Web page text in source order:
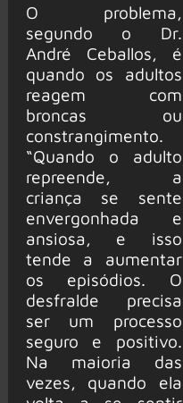
O problema,
segundo o Dr.
André Ceballos, é
quando os adultos
reagem com
broncas ou
constrangimento.
“Quando o adulto
repreende, a
criança se sente
envergonhada e
ansiosa, e isso
tende a aumentar
os episódios. O
desfralde precisa
ser um processo
seguro e positivo.
Na maioria das
vezes, quando ela